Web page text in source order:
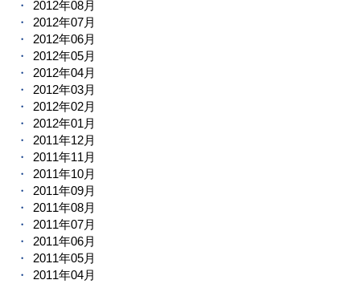
2012年08月
2012年07月
2012年06月
2012年05月
2012年04月
2012年03月
2012年02月
2012年01月
2011年12月
2011年11月
2011年10月
2011年09月
2011年08月
2011年07月
2011年06月
2011年05月
2011年04月